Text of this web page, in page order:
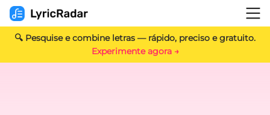
🔍 Pesquise e combine letras — rápido, preciso e gratuito.
Experimente agora →